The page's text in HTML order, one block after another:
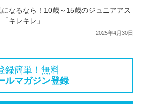
なるなら！10歳～15歳のジュニアアス
キレキレ」
2025年4月30日
録簡単！無料
ルマガジン登録